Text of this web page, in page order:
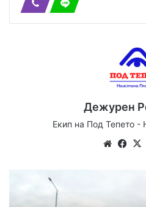
Дежурен
Екип на Под Тепето -
We Fa